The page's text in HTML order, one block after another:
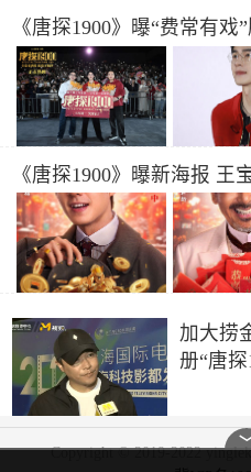
《唐探1900》曝“费常有
《唐探1900》曝新海报 王
加大捞
册“唐探
Copyright © 2019-2022